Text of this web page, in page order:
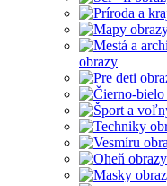
obrazy